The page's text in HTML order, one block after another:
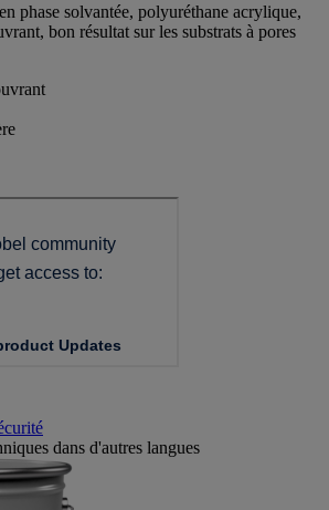
phase solvantée, polyuréthane acrylique,
bon résultat sur les substrats à pores
dans d'autres langues